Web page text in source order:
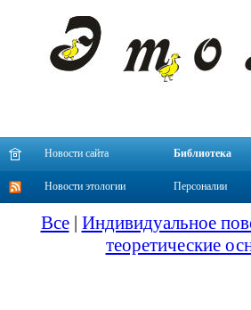
Новости сайта Библиотека
Новости этологии Персоналии
Все| Индивидуальное
теоретические